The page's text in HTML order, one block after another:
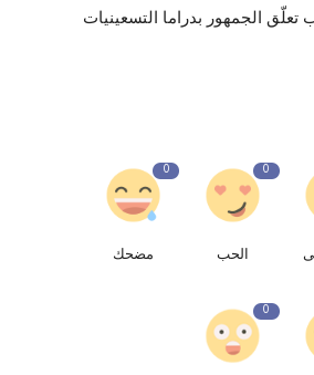
الجمهور بدراما التسعينيات
0
الحب
0
مضحك
0